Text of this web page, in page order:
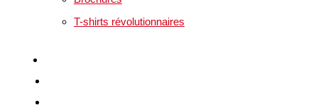
T-shirts révolutionnaires